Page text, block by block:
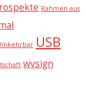
Rahmen aus
USB
wvsign